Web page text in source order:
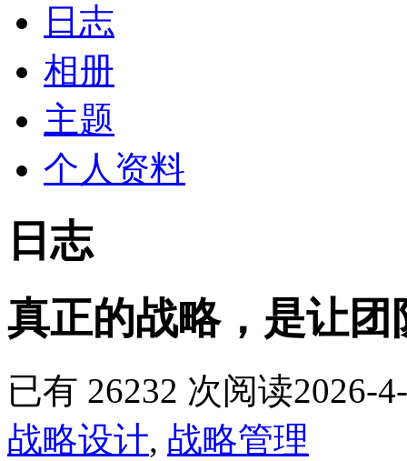
日志
相册
主题
个人资料
日志
真正的战略，是让团
已有 26232 次阅读2026-
战略设计, 战略管理